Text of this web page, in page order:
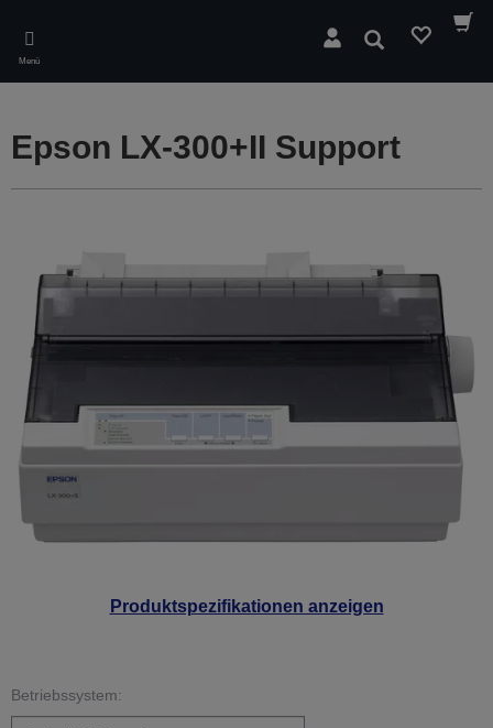
main
content
Menü
Suchen
Produktspezifikationen anzeigen
Epson LX-300+II Support
Betriebssystem: